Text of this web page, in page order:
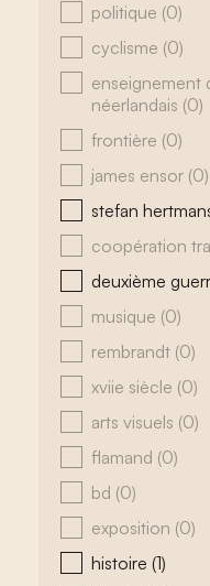
politique (0)
cyclisme (0)
enseignement
néerlandais (0)
frontière (0)
james ensor (0)
stefan
coopération
deuxième
musique (0)
rembrandt (0)
xviie siècle (0)
arts visuels (0)
flamand (0)
bd (0)
exposition (0)
histoire (1)